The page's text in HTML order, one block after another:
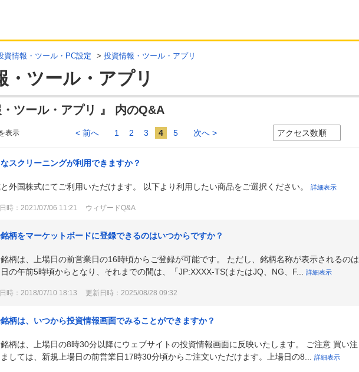
資情報・ツール・PC設定 > 投資情報・ツール・アプリ
・ツール・アプリ
・ツール・アプリ 』 内のQ&A
表示 < 前へ 1 2 3 4 5 次へ >
スクリーニングが利用できますか？
外国株式にてご利用いただけます。 以下より利用したい商品をご選択ください。詳細表示
時：2021/07/06 11:21 ウィザードQ&A
柄をマーケットボードに登録できるのはいつからですか？
柄は、上場日の前営業日の16時頃からご登録が可能です。 ただし、銘柄名称が表示されるのは
日の午前5時頃からとなり、それまでの間は、「JP:XXXX-TS(またはJQ、NG、F...詳細表示
時：2018/07/10 18:13 更新日時：2025/08/28 09:32
柄は、いつから投資情報画面でみることができますか？
柄は、上場日の8時30分以降にウェブサイトの投資情報画面に反映いたします。 ご注意 買い注
しては、新規上場日の前営業日17時30分頃からご注文いただけます。上場日の8...詳細表示